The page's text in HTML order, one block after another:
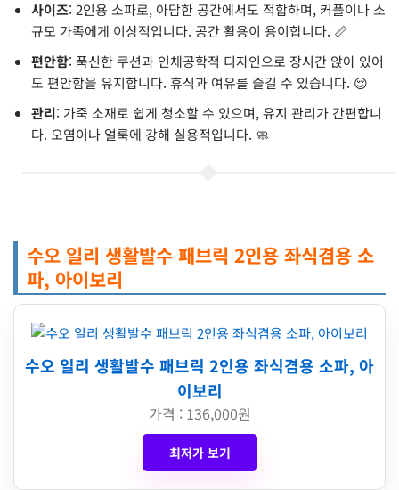
사이즈: 2인용 소파로, 아담한 공간에서도 적합하며, 커플이나 소
규모 가족에게 이상적입니다. 공간 활용이 용이합니다. 📏
편안함: 푹신한 쿠션과 인체공학적 디자인으로 장시간 앉아 있어
도 편안함을 유지합니다. 휴식과 여유를 즐길 수 있습니다. 😌
관리: 가죽 소재로 쉽게 청소할 수 있으며, 유지 관리가 간편합니
다. 오염이나 얼룩에 강해 실용적입니다. 🧼
수오 일리 생활발수 패브릭 2인용 좌식겸용 소
파, 아이보리
수오 일리 생활발수 패브릭 2인용 좌식겸용 소파, 아
이보리
가격 : 136,000원
최저가 보기